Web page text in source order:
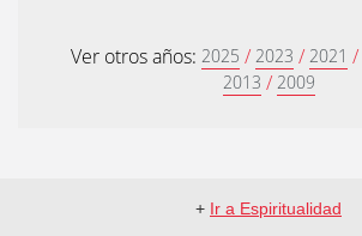
Ver otros años: 2025 / 2023 / 2021 /
2013 / 2009
+ Ir a Espiritualidad